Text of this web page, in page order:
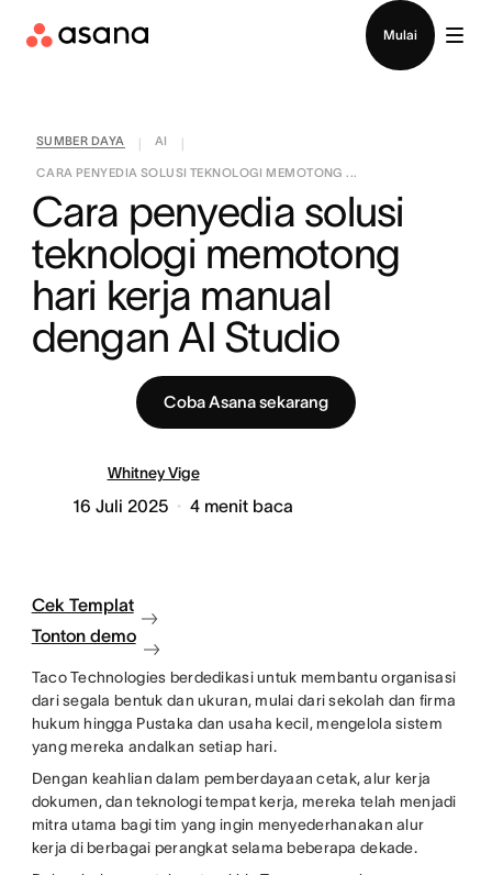
Mulai
SUMBER DAYA AI
CARA PENYEDIA SOLUSI TEKNOLOGI MEMOTONG ...
Cara penyedia solusi
teknologi memotong
hari kerja manual
dengan AI Studio
Coba Asana sekarang
Whitney Vige
16 Juli 2025 4 menit baca
Cek Templat
Tonton demo
Taco Technologies berdedikasi untuk membantu organisasi
dari segala bentuk dan ukuran, mulai dari sekolah dan firma
hukum hingga Pustaka dan usaha kecil, mengelola sistem
yang mereka andalkan setiap hari.
Dengan keahlian dalam pemberdayaan cetak, alur kerja
dokumen, dan teknologi tempat kerja, mereka telah menjadi
mitra utama bagi tim yang ingin menyederhanakan alur
kerja di berbagai perangkat selama beberapa dekade.